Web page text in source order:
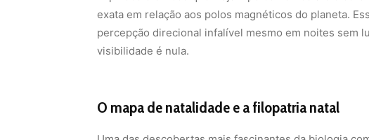
exata em relação aos polos magnéticos do planeta.
percepção direcional infalível mesmo em noites sem
visibilidade é nula.
O mapa de natalidade e a filopatria natal